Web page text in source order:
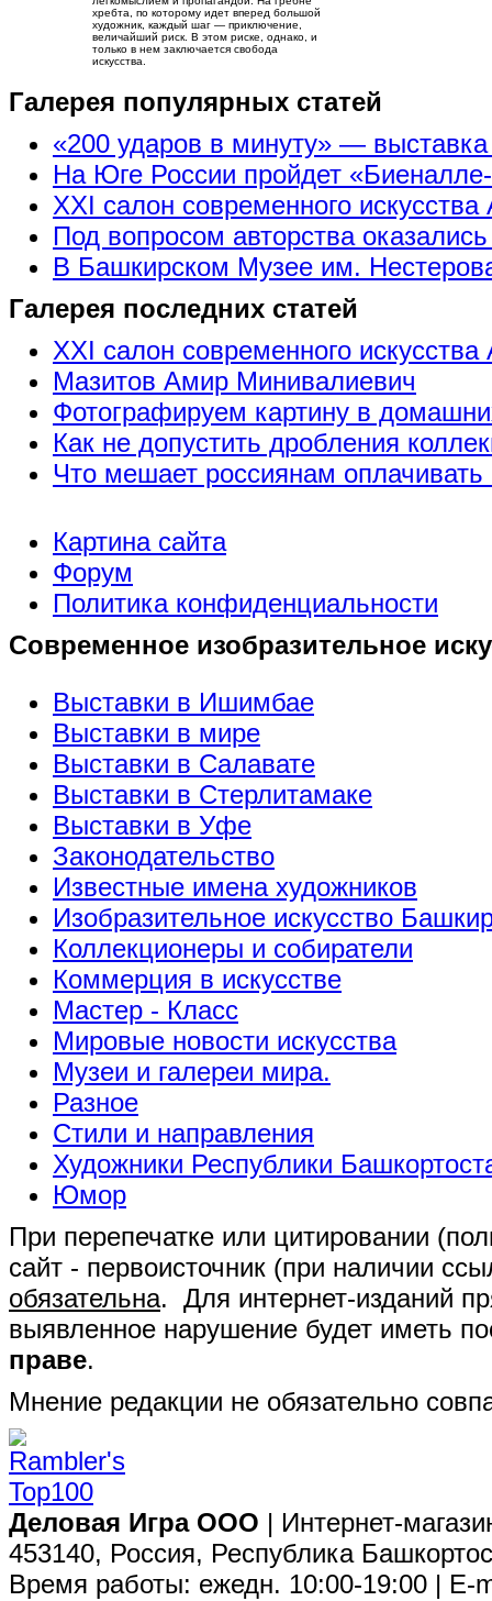
хребта, по которому идет вперед большой
художник, каждый шаг — приключение,
величайший риск. В этом риске, однако, и
только в нем заключается свобода
искусства.
Галерея популярных статей
«200 ударов в минуту» —
На Юге России пройдет
XXI салон современного искусства
Под вопросом авторства
В Башкирском Музее им.
Галерея последних статей
XXI салон современного искусства
Мазитов Амир Минивалиевич
Фотографируем картину в
Как не допустить дробления
Что мешает россиянам
Картина сайта
Форум
Политика конфиденциальности
Современное изобразительное
Выставки в Ишимбае
Выставки в мире
Выставки в Салавате
Выставки в Стерлитамаке
Выставки в Уфе
Законодательство
Известные имена художников
Изобразительное искусство
Коллекционеры и собиратели
Коммерция в искусстве
Мастер - Класс
Мировые новости искусства
Музеи и галереи мира.
Разное
Стили и направления
Художники Республики
Юмор
При перепечатке или цитировании
сайт - первоисточник (при наличии
обязательна. Для интернет-изданий
выявленное нарушение будет иметь
праве.
Мнение редакции не обязательно
Деловая Игра ООО | Интернет-
453140, Россия, Республика
Время работы: ежедн. 10:00-19:00 | E-